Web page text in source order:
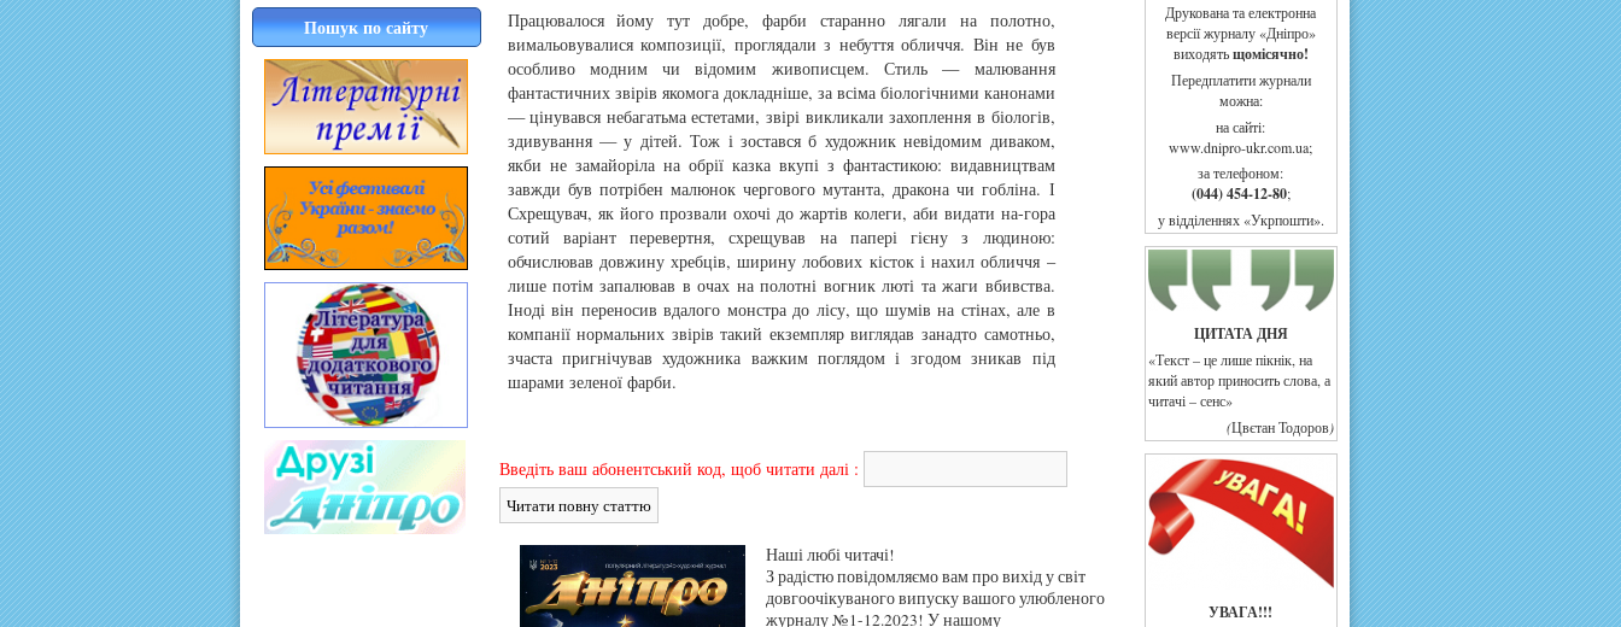
Працювалося йому тут добре, фарби старанно лягали на полотно,
вимальовувалися композиції, проглядали з небуття обличчя. Він не був
особливо модним чи відомим живописцем. Стиль — малювання
фантастичних звірів якомога докладніше, за всіма біологічними канонами
— цінувався небагатьма естетами, звірі викликали захоплення в біологів,
здивування — у дітей. Тож і зостався б художник невідомим диваком,
якби не замайоріла на обрії казка вкупі з фантастикою: видавництвам
завжди був потрібен малюнок чергового мутанта, дракона чи гобліна. І
Схрещувач, як його прозвали охочі до жартів колеги, аби видати на-гора
сотий варіант перевертня, схрещував на папері гієну з людиною:
обчислював довжину хребців, ширину лобових кісток і нахил обличчя –
лише потім запалював в очах на полотні вогник люті та жаги вбивства.
Іноді він переносив вдалого монстра до лісу, що шумів на стінах, але в
компанії нормальних звірів такий екземпляр виглядав занадто самотньо,
зчаста пригнічував художника важким поглядом і згодом зникав під
шарами зеленої фарби.
Введіть ваш абонентський код, щоб читати далі :
Наші любі читачі!
З радістю повідомляємо вам про вихід у світ
довгоочікуваного випуску вашого улюбленого
журналу №1-12.2023! У нашому
Друкована та електронна
версії журналу «Дніпро»
виходятьщомісячно!
Передплатити журнали
можна:
на сайті:
www.dnipro-ukr.com.ua;
за телефоном:
(044) 454-12-80;
у відділеннях «Укрпошти».
ЦИТАТА ДНЯ
«Текст – це лише пікнік, на
який автор приносить слова, а
читачі – сенс»
(Цвєтан Тодоров)
УВАГА!!!